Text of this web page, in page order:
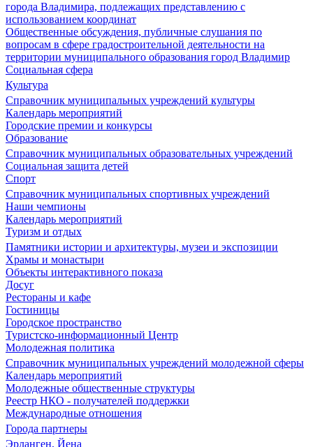
города Владимира, подлежащих представлению с
использованием координат
Общественные обсуждения, публичные слушания по
вопросам в сфере градостроительной деятельности на
территории муниципального образования город Владимир
Социальная сфера
Культура
Справочник муниципальных учреждений культуры
Календарь мероприятий
Городские премии и конкурсы
Образование
Справочник муниципальных образовательных учреждений
Социальная защита детей
Спорт
Справочник муниципальных спортивных учреждений
Наши чемпионы
Календарь мероприятий
Туризм и отдых
Памятники истории и архитектуры, музеи и экспозиции
Храмы и монастыри
Объекты интерактивного показа
Досуг
Рестораны и кафе
Гостиницы
Городское пространство
Туристско-информационный Центр
Молодежная политика
Справочник муниципальных учреждений молодежной сферы
Календарь мероприятий
Молодежные общественные структуры
Реестр НКО - получателей поддержки
Международные отношения
Города партнеры
Эрланген, Йена